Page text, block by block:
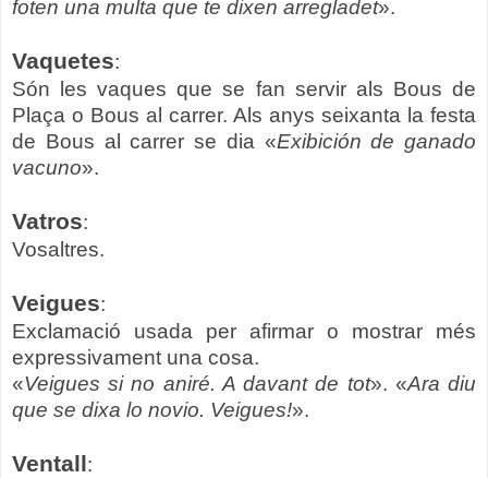
foten una multa que te dixen arregladet».
Vaquetes:
Són les vaques que se fan servir als Bous de
Plaça o Bous al carrer. Als anys seixanta la festa
de Bous al carrer se dia «Exibición de ganado
vacuno».
Vatros:
Vosaltres.
Veigues:
Exclamació usada per afirmar o mostrar més
expressivament una cosa.
«Veigues si no aniré. A davant de tot». «Ara diu
que se dixa lo novio. Veigues!».
Ventall: